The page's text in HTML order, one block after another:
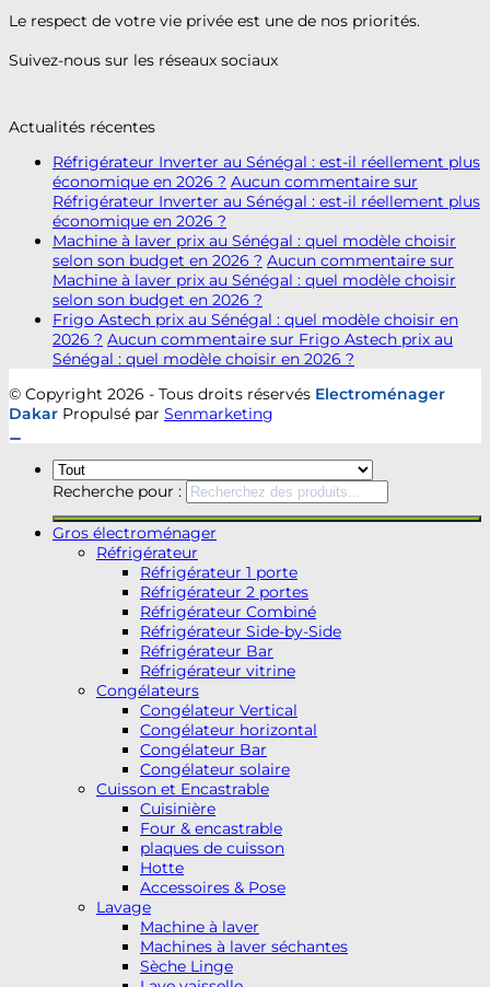
Le respect de votre vie privée est une de nos priorités.
Suivez-nous sur les réseaux sociaux
Actualités récentes
Réfrigérateur Inverter au Sénégal : est-il réellement plus
économique en 2026 ? Aucun commentaire sur
Réfrigérateur Inverter au Sénégal : est-il réellement plus
économique en 2026 ?
Machine à laver prix au Sénégal : quel modèle choisir
selon son budget en 2026 ? Aucun commentaire sur
Machine à laver prix au Sénégal : quel modèle choisir
selon son budget en 2026 ?
Frigo Astech prix au Sénégal : quel modèle choisir en
2026 ? Aucun commentaire sur Frigo Astech prix au
Sénégal : quel modèle choisir en 2026 ?
© Copyright 2026 - Tous droits réservés Electroménager
Dakar Propulsé par Senmarketing
Recherche pour :
Gros électroménager
Réfrigérateur
Réfrigérateur 1 porte
Réfrigérateur 2 portes
Réfrigérateur Combiné
Réfrigérateur Side-by-Side
Réfrigérateur Bar
Réfrigérateur vitrine
Congélateurs
Congélateur Vertical
Congélateur horizontal
Congélateur Bar
Congélateur solaire
Cuisson et Encastrable
Cuisinière
Four & encastrable
plaques de cuisson
Hotte
Accessoires & Pose
Lavage
Machine à laver
Machines à laver séchantes
Sèche Linge